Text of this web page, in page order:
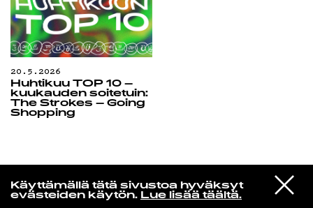
Käyttämällä tätä sivustoa hyväksyt
evästeiden käytön. Lue lisää täältä.
VIESTI
STUDIOON
Orvokki
Anteeksi, en osannut
20.5.2026
Huhtikuu TOP 10 –
kuukauden soitetuin:
The Strokes – Going
Shopping